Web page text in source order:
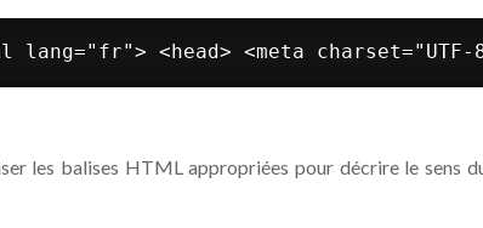
lang="fr"> <head> <meta
les balises HTML appropriées pour décrire le sens